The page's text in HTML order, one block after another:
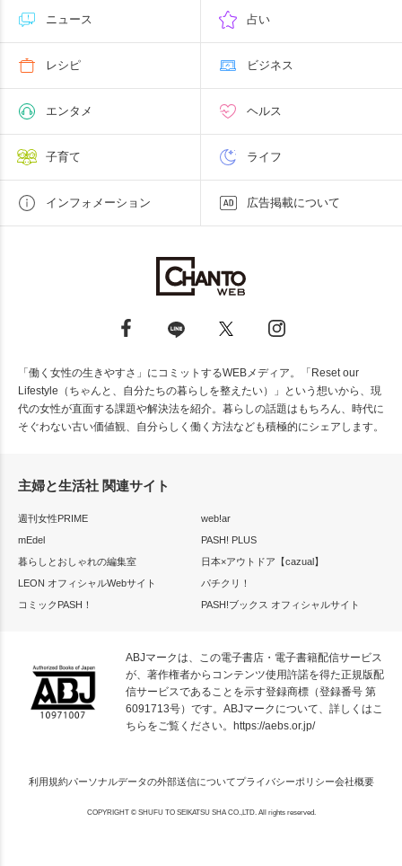
ニュース 占い
レシピ ビジネス
エンタメ ヘルス
子育て ライフ
インフォメーション 広告掲載について
「働く女性の生きやすさ」にコミットするWEBメディア。「Reset our
Lifestyle（ちゃんと、自分たちの暮らしを整えたい）」という想いから、現
代の女性が直面する課題や解決法を紹介。暮らしの話題はもちろん、時代に
そぐわない古い価値観、自分らしく働く方法なども積極的にシェアします。
主婦と生活社 関連サイト
週刊女性PRIME
web!ar
mEdel
PASH! PLUS
暮らしとおしゃれの編集室
日本×アウトドア【cazual】
LEON オフィシャルWebサイト
パチクリ！
コミックPASH！
PASH!ブックス オフィシャルサイト
ABJマークは、この電子書店・電子書籍配信サービス
が、著作権者からコンテンツ使用許諾を得た正規版配
信サービスであることを示す登録商標（登録番号 第
6091713号）です。ABJマークについて、詳しくはこ
ちらをご覧ください。
https://aebs.or.jp/
利用規約パーソナルデータの外部送信についてプライバシーポリシー会社概要
COPYRIGHT © SHUFU TO SEIKATSU SHA CO.,LTD. All rights reserved.